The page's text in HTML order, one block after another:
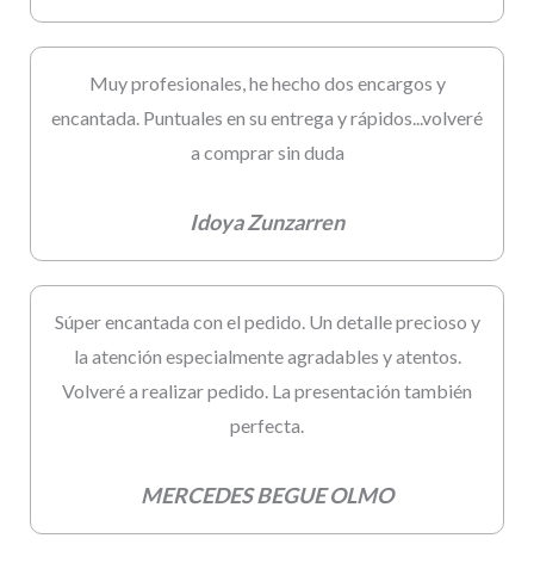
Muy profesionales, he hecho dos encargos y
encantada. Puntuales en su entrega y rápidos...volveré
a comprar sin duda
Idoya Zunzarren
Súper encantada con el pedido. Un detalle precioso y
la atención especialmente agradables y atentos.
Volveré a realizar pedido. La presentación también
perfecta.
MERCEDES BEGUE OLMO